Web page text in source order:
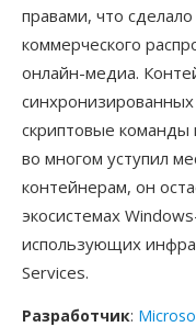
правами, что
коммерческого
онлайн-медиа.
скриптовые команды
во многом уступил
контейнерам, он
экосистемах
использующих
Services.
Разработчик: